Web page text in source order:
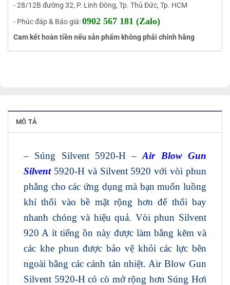
- 28/12B đường 32, P. Linh Đông, Tp. Thủ Đức, Tp. HCM
- Phúc đáp & Báo giá:0902 567 181 (Zalo)
Cam kết hoàn tiền nếu sản phẩm không phải chính hãng
MÔ TẢ
– Súng Silvent 5920-H –Air Blow Gun
Silvent5920-H và Silvent 5920 với vòi phun
phẳng cho các ứng dụng mà bạn muốn luồng
khí thổi vào bề mặt rộng hơn để thổi bay
nhanh chóng và hiệu quả. Vòi phun Silvent
920 A ít tiếng ồn này được làm bằng kẽm và
các khe phun được bảo vệ khỏi các lực bên
ngoài bằng các cánh tản nhiệt. Air Blow Gun
Silvent 5920-H có cò mở rộng hơn Súng Hơi